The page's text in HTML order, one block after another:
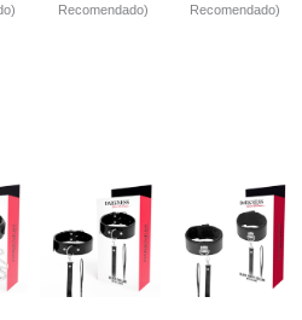
Recomendado)
Recomendado)